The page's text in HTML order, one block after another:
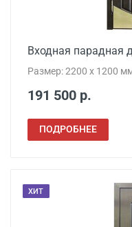
Входная парадная
Размер: 2200 x 1200
191 500 р.
ПОДРОБНЕЕ
ХИТ